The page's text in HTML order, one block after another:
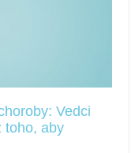
Vedci
toho, aby